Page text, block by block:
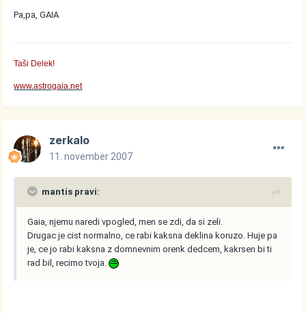
Pa,pa, GAIA
Taši Delek!
www.astrogaia.net
zerkalo
11. november 2007
mantis pravi:
Gaia, njemu naredi vpogled, men se zdi, da si zeli.
Drugac je cist normalno, ce rabi kaksna deklina koruzo. Huje pa
je, ce jo rabi kaksna z domnevnim orenk dedcem, kakrsen bi ti
rad bil, recimo tvoja.